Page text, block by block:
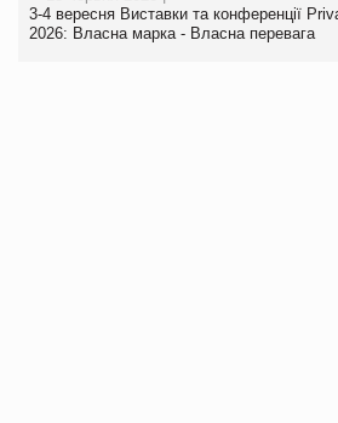
3-4 вересня Виставки та конференції
2026: Власна марка - Власна перевага